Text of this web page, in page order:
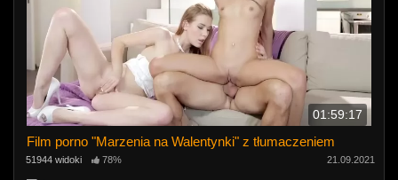
01:59:17
Film porno "Marzenia na Walentynki" z tłumaczeniem
51944 widoki 78% 21.09.2021